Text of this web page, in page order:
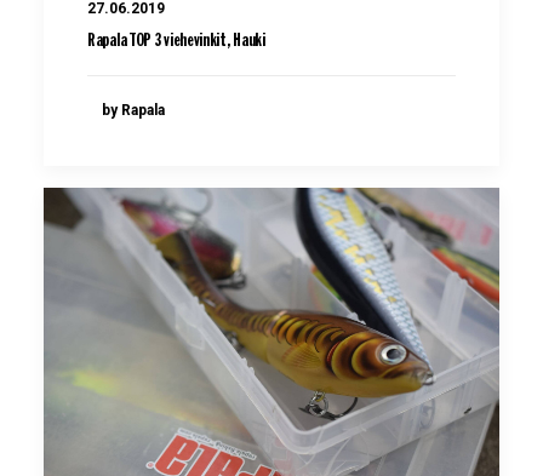
27.06.2019
Rapala TOP 3 viehevinkit, Hauki
by Rapala